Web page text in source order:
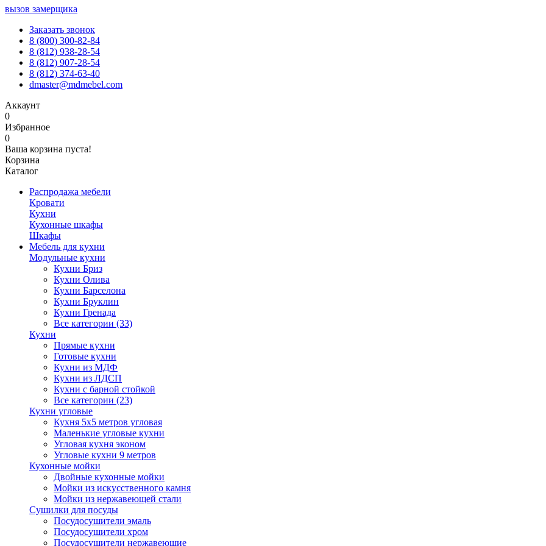
вызов замерщика
Заказать звонок
8 (800) 300-82-84
8 (812) 938-28-54
8 (812) 907-28-54
8 (812) 374-63-40
dmaster@mdmebel.com
Аккаунт
0
Избранное
0
Ваша корзина пуста!
Корзина
Каталог
Распродажа мебели
Кровати
Кухни
Кухонные шкафы
Шкафы
Мебель для кухни
Модульные кухни
Кухни Бриз
Кухни Олива
Кухни Барселона
Кухни Бруклин
Кухни Гренада
Все категории (33)
Кухни
Прямые кухни
Готовые кухни
Кухни из МДФ
Кухни из ЛДСП
Кухни с барной стойкой
Все категории (23)
Кухни угловые
Кухня 5х5 метров угловая
Маленькие угловые кухни
Угловая кухня эконом
Угловые кухни 9 метров
Кухонные мойки
Двойные кухонные мойки
Мойки из искусственного камня
Мойки из нержавеющей стали
Сушилки для посуды
Посудосушители эмаль
Посудосушители хром
Посудосушители нержавеющие